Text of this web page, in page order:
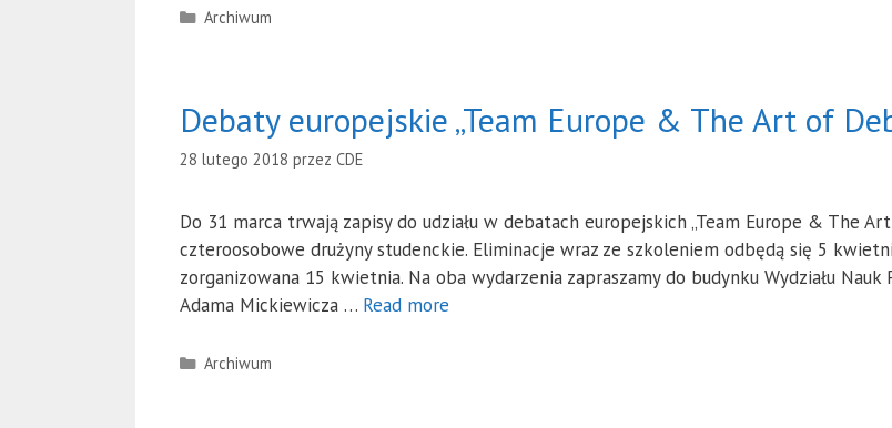
Kategorie
Archiwum
Debaty europejskie „Team Europe & The Art of
28 lutego 2018 przez CDE
Do 31 marca trwają zapisy do udziału w debatach europejskich „Team Europe & The
czteroosobowe drużyny studenckie. Eliminacje wraz ze szkoleniem odbędą się 5
zorganizowana 15 kwietnia. Na oba wydarzenia zapraszamy do budynku Wydziału
Adama Mickiewicza … Read more
Kategorie
Archiwum